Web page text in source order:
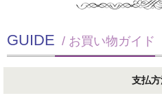
GUIDE / お買い物ガイド
支払